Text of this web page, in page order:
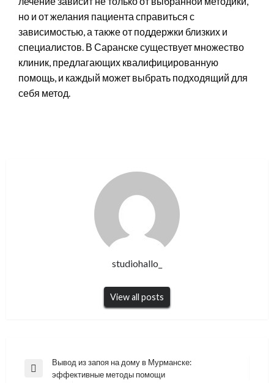
но и от желания пациента справиться с
зависимостью, а также от поддержки близких и
специалистов. В Саранске существует множество
клиник, предлагающих квалифицированную
помощь, и каждый может выбрать подходящий для
себя метод.
studiohallo_
View all posts
Навигация
Previous
Вывод из запоя на дому в Мурманске:
эффективные методы помощи